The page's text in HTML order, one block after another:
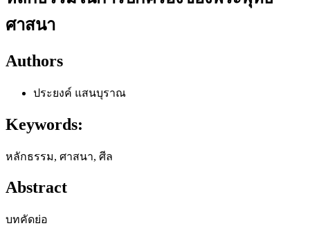
ศาสนา
Authors
ประยงค์ แสนบุราณ
Keywords:
หลักธรรม, ศาสนา, ศีล
Abstract
บทคัดย่อ